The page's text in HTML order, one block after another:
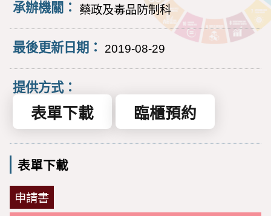
承辦機關： 藥政及毒品防制科
最後更新日期： 2019-08-29
提供方式：
表單下載 臨櫃預約
表單下載
申請書